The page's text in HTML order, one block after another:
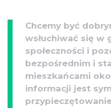
Chcemy być
wsłuchiwać się w
społeczności i
bezpośrednim i
mieszkańcami
informacji jest